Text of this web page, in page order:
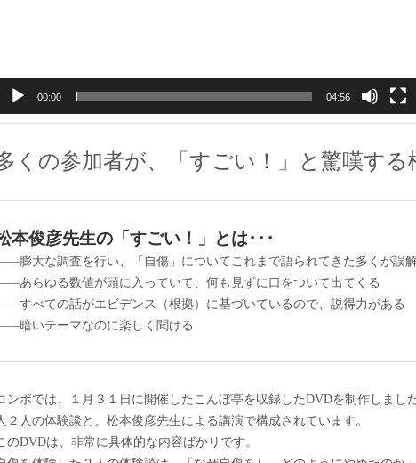
00:00 04:56
くの参加者が、「すごい！」と驚嘆する
本俊彦先生の「すごい！」とは･･･
膨大な調査を行い、「自傷」についてこれまで語られてきた多くが誤解
あらゆる数値が頭に入っていて、何も見ずに口をついて出てくる
すべての話がエビデンス（根拠）に基づいているので、説得力がある
暗いテーマなのに楽しく聞ける
ンボでは、１月３１日に開催したこんぼ亭を収録したDVDを制作しまし
２人の体験談と、松本俊彦先生による講演で構成されています。
のDVDは、非常に具体的な内容ばかりです。